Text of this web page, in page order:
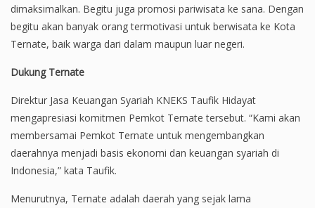
dimaksimalkan. Begitu juga promosi pariwisata ke sana. Dengan
begitu akan banyak orang termotivasi untuk berwisata ke Kota
Ternate, baik warga dari dalam maupun luar negeri.
Dukung Ternate
Direktur Jasa Keuangan Syariah KNEKS Taufik Hidayat
mengapresiasi komitmen Pemkot Ternate tersebut. “Kami akan
membersamai Pemkot Ternate untuk mengembangkan
daerahnya menjadi basis ekonomi dan keuangan syariah di
Indonesia,” kata Taufik.
Menurutnya, Ternate adalah daerah yang sejak lama